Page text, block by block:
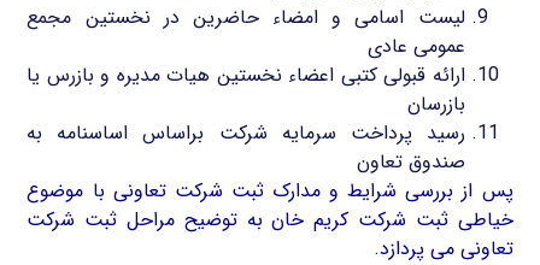
لیست اسامی و امضاء حاضرین در نخستین مجمع
عمومی عادی
ارائه قبولی کتبی اعضاء نخستین هیات مدیره و بازرس یا
بازرسان
رسید پرداخت سرمایه شرکت براساس اساسنامه به
صندوق تعاون
پس از بررسی شرایط و مدارک ثبت شرکت تعاونی با موضوع
خیاطی ثبت شرکت کریم خان به توضیح مراحل ثبت شرکت
تعاونی می پردازد.